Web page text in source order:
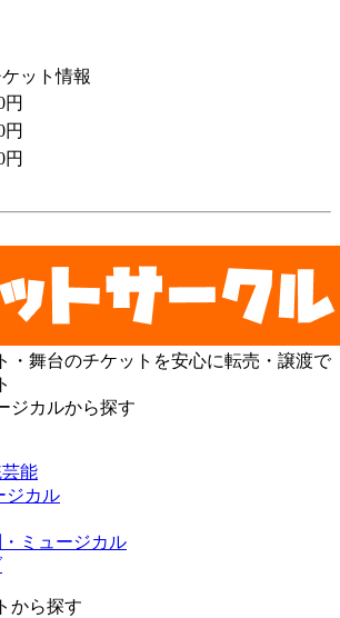
ット情報
円
円
円
・舞台のチケットを安心に転売・譲渡で
ジカルから探す
能
ジカル
ミュージカル
から探す